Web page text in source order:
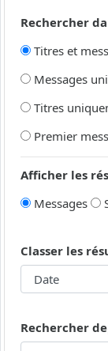
Rechercher
Titres et
Messages
Titres
Premier
Afficher les
Messages
Classer les
Rechercher